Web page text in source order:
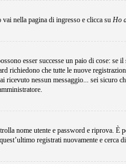
vai nella pagina di ingresso e clicca su Ho
esser successe un paio di cose: se
richiedono che tutte le nuove
nessun messaggio... sei
nome utente e password e riprova.
registrati nuovamente e cerca